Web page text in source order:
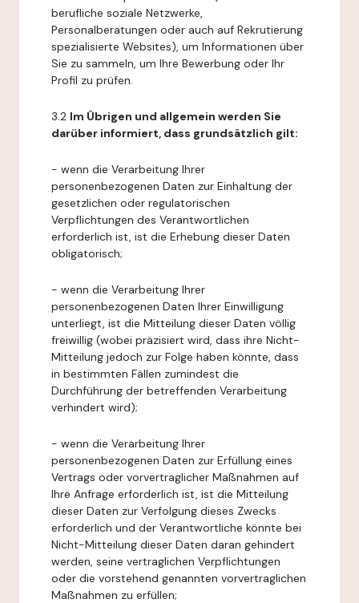
berufliche soziale Netzwerke,
Personalberatungen oder auch auf Rekrutierung
spezialisierte Websites), um Informationen über
Sie zu sammeln, um Ihre Bewerbung oder Ihr
Profil zu prüfen.
3.2 Im Übrigen und allgemein werden Sie
darüber informiert, dass grundsätzlich gilt:
- wenn die Verarbeitung Ihrer
personenbezogenen Daten zur Einhaltung der
gesetzlichen oder regulatorischen
Verpflichtungen des Verantwortlichen
erforderlich ist, ist die Erhebung dieser Daten
obligatorisch;
- wenn die Verarbeitung Ihrer
personenbezogenen Daten Ihrer Einwilligung
unterliegt, ist die Mitteilung dieser Daten völlig
freiwillig (wobei präzisiert wird, dass ihre Nicht-
Mitteilung jedoch zur Folge haben könnte, dass
in bestimmten Fällen zumindest die
Durchführung der betreffenden Verarbeitung
verhindert wird);
- wenn die Verarbeitung Ihrer
personenbezogenen Daten zur Erfüllung eines
Vertrags oder vorvertraglicher Maßnahmen auf
Ihre Anfrage erforderlich ist, ist die Mitteilung
dieser Daten zur Verfolgung dieses Zwecks
erforderlich und der Verantwortliche könnte bei
Nicht-Mitteilung dieser Daten daran gehindert
werden, seine vertraglichen Verpflichtungen
oder die vorstehend genannten vorvertraglichen
Maßnahmen zu erfüllen;